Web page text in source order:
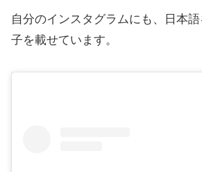
自分のインスタグラムにも、日本
子を載せています。